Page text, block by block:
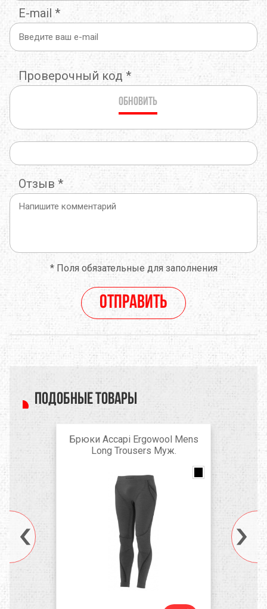
E-mail *
Проверочный код *
Обновить
Отзыв *
*Поля обязательные для заполнения
Отправить
Подобные товары
Брюки Accapi Ergowool Mens
Long Trousers Муж.
Anthracite